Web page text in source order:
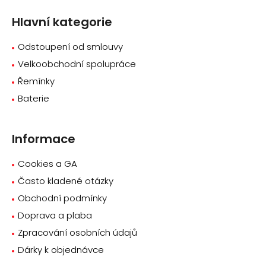
Hlavní kategorie
Odstoupení od smlouvy
Velkoobchodní spolupráce
Řemínky
Baterie
Informace
Cookies a GA
Často kladené otázky
Obchodní podmínky
Doprava a plaba
Zpracování osobních údajů
Dárky k objednávce